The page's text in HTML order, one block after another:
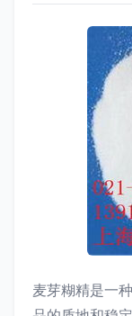
麦芽糊精是一